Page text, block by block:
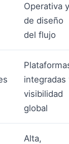
Operativa y
de diseño
del flujo
integradas
visibilidad
global
Alta,